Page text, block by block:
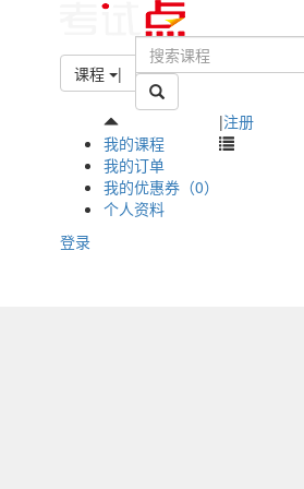
课程 |
我的课程
我的订单
我的优惠券（0）
个人资料
登录
|注册